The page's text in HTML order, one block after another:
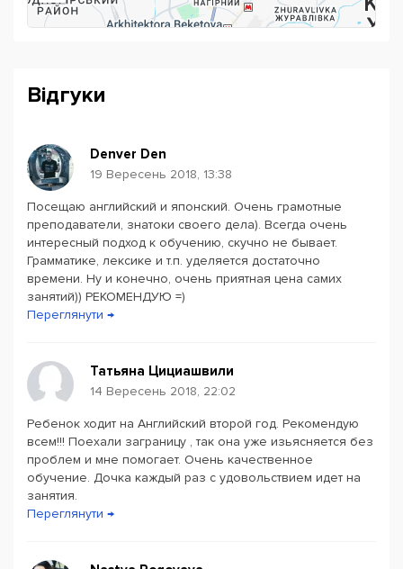
Powered byLeaflet— © Google 2026
Відгуки
Denver Den
19 Вересень 2018, 13:38
Посещаю английский и японский. Очень грамотные
преподаватели, знатоки своего дела). Всегда очень
интересный подход к обучению, скучно не бывает.
Грамматике, лексике и т.п. уделяется достаточно
времени. Ну и конечно, очень приятная цена самих
занятий)) РЕКОМЕНДУЮ =)
Переглянути →
Татьяна Цициашвили
14 Вересень 2018, 22:02
Ребенок ходит на Английский второй год. Рекомендую
всем!!! Поехали заграницу , так она уже изьясняется без
проблем и мне помогает. Очень качественное
обучение. Дочка каждый раз с удовольствием идет на
занятия.
Переглянути →